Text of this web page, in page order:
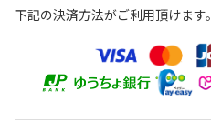
下記の決済方法がご利用頂けます。